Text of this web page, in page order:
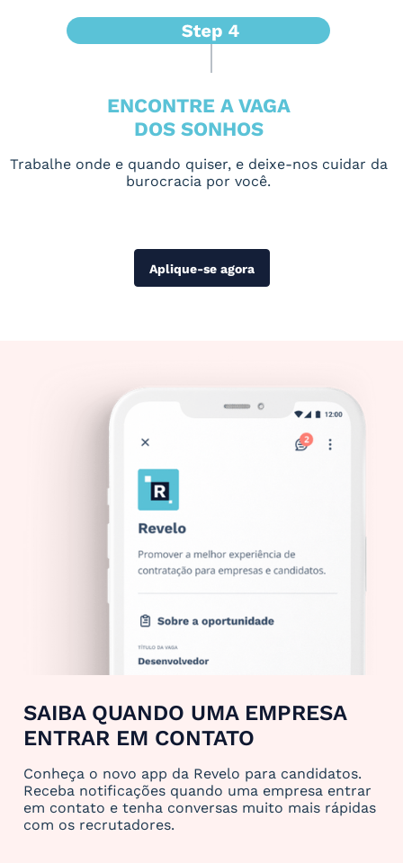
ENCONTRE A VAGA
DOS SONHOS
Trabalhe onde e quando quiser, e deixe-nos cuidar da
burocracia por você.
Aplique-se agora
SAIBA QUANDO UMA EMPRESA
ENTRAR EM CONTATO
Conheça o novo app da Revelo para candidatos.
Receba notificações quando uma empresa entrar
em contato e tenha conversas muito mais rápidas
com os recrutadores.